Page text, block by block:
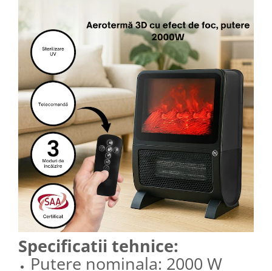
Specificatii tehnice:
Putere nominala: 2000 W